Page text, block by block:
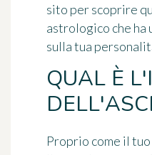
sito per scoprire
astrologico che ha
sulla tua
QUAL È
Proprio come il